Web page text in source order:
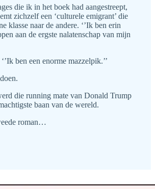
die ik in het boek had aangestreept,
zichzelf een ‘culturele emigrant’ die
klasse naar de andere. ‘’Ik ben erin
aan de ergste nalatenschap van mijn
ben een enorme mazzelpik.’’
die running mate van Donald Trump
baan van de wereld.
roman…